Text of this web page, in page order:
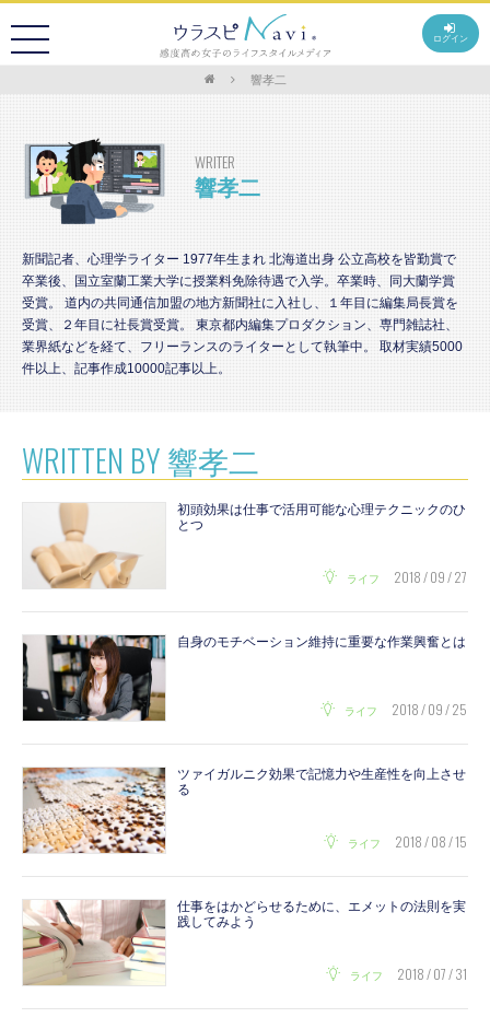
ログイン
響孝二
WRITER
響孝二
新聞記者、心理学ライター 1977年生まれ 北海道出身 公立高校を皆勤賞で
卒業後、国立室蘭工業大学に授業料免除待遇で入学。卒業時、同大蘭学賞
受賞。 道内の共同通信加盟の地方新聞社に入社し、１年目に編集局長賞を
受賞、２年目に社長賞受賞。 東京都内編集プロダクション、専門雑誌社、
業界紙などを経て、フリーランスのライターとして執筆中。 取材実績5000
件以上、記事作成10000記事以上。
WRITTEN BY 響孝二
初頭効果は仕事で活用可能な心理テクニックのひ
とつ
ライフ 2018 / 09 / 27
自身のモチベーション維持に重要な作業興奮とは
ライフ 2018 / 09 / 25
ツァイガルニク効果で記憶力や生産性を向上させ
る
ライフ 2018 / 08 / 15
仕事をはかどらせるために、エメットの法則を実
践してみよう
ライフ 2018 / 07 / 31